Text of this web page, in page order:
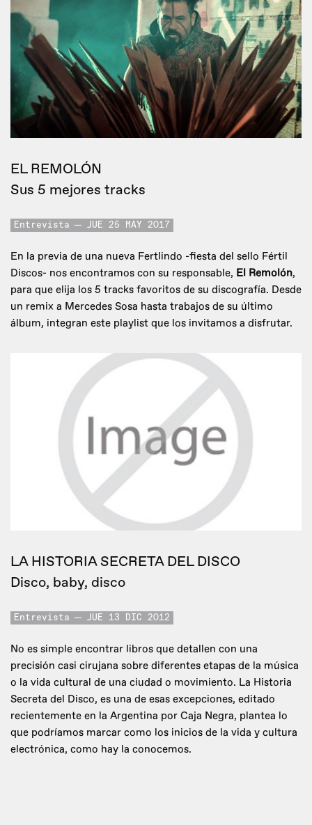
EL REMOLÓN
Sus 5 mejores tracks
Entrevista JUE 25 MAY 2017
En la previa de una nueva Fertlindo -fiesta del sello Fértil
Discos- nos encontramos con su responsable, El Remolón,
para que elija los 5 tracks favoritos de su discografía. Desde
un remix a Mercedes Sosa hasta trabajos de su último
álbum, integran este playlist que los invitamos a disfrutar.
LA HISTORIA SECRETA DEL DISCO
Disco, baby, disco
Entrevista JUE 13 DIC 2012
No es simple encontrar libros que detallen con una
precisión casi cirujana sobre diferentes etapas de la música
o la vida cultural de una ciudad o movimiento. La Historia
Secreta del Disco, es una de esas excepciones, editado
recientemente en la Argentina por Caja Negra, plantea lo
que podríamos marcar como los inicios de la vida y cultura
electrónica, como hay la conocemos.